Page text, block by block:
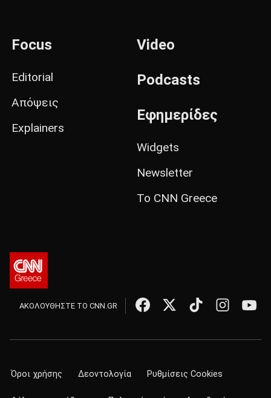
Focus
Editorial
Απόψεις
Explainers
Video
Podcasts
Εφημερίδες
Widgets
Newsletter
Το CNN Greece
ΑΚΟΛΟΥΘΗΣΤΕ ΤΟ CNN.GR
Όροι χρήσης Δεοντολογία Ρυθμίσεις Cookies